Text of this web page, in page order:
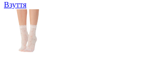
Взуття